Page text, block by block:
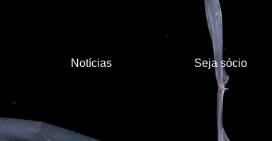
Notícias Seja sócio